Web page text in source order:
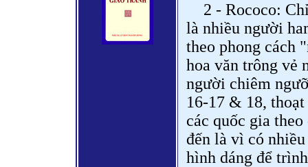
2 - Rococo:
là nhiều người
theo phong cách
hoa văn trông vẻ
người chiêm
16-17 & 18,
các quốc gia
đến là vì có
hình dáng để